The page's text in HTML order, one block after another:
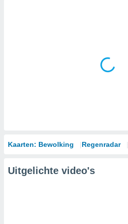
Kaarten: Bewolking Regenradar
Uitgelichte video's